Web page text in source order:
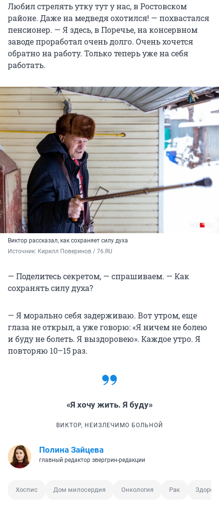
Любил стрелять утку тут у нас, в Ростовском
районе. Даже на медведя охотился! — похвастался
пенсионер. — Я здесь, в Поречье, на консервном
заводе проработал очень долго. Очень хочется
обратно на работу. Только теперь уже на себя
работать.
Виктор рассказал, как сохраняет силу духа
Источник: Кирилл Поверинов / 76.RU
— Поделитесь секретом, — спрашиваем. — Как
сохранять силу духа?
— Я морально себя задерживаю. Вот утром, еще
глаза не открыл, а уже говорю: «Я ничем не болею
и буду не болеть. Я выздоровею». Каждое утро. Я
повторяю 10–15 раз.
«Я хочу жить. Я буду»
ВИКТОР, НЕИЗЛЕЧИМО БОЛЬНОЙ
Полина Зайцева
главный редактор эвергрин-редакции
Хоспис Дом милосердия Онкология Рак